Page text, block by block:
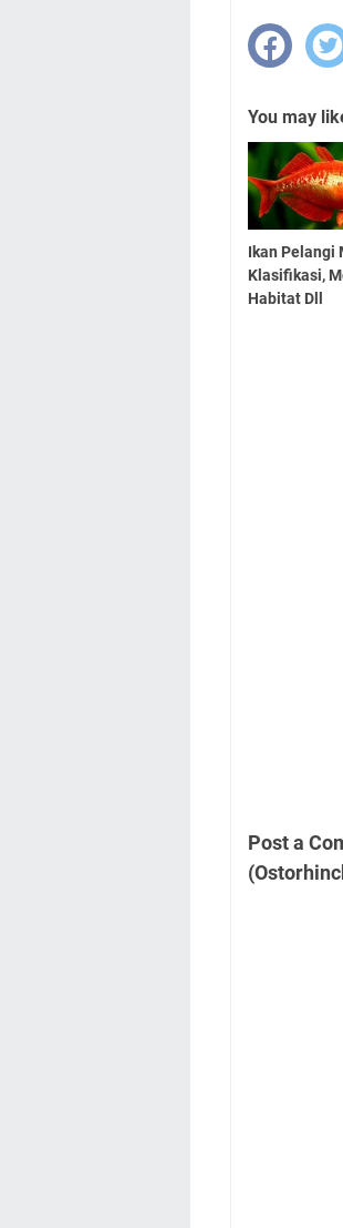
You may
Ikan Pelangi
Klasifikasi,
Habitat Dll
Post a